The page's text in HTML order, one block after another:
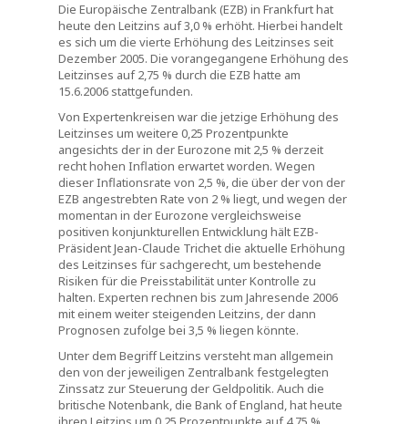
Die Europäische Zentralbank (EZB) in Frankfurt hat
heute den Leitzins auf 3,0 % erhöht. Hierbei handelt
es sich um die vierte Erhöhung des Leitzinses seit
Dezember 2005. Die vorangegangene Erhöhung des
Leitzinses auf 2,75 % durch die EZB hatte am
15.6.2006 stattgefunden.
Von Expertenkreisen war die jetzige Erhöhung des
Leitzinses um weitere 0,25 Prozentpunkte
angesichts der in der Eurozone mit 2,5 % derzeit
recht hohen Inflation erwartet worden. Wegen
dieser Inflationsrate von 2,5 %, die über der von der
EZB angestrebten Rate von 2 % liegt, und wegen der
momentan in der Eurozone vergleichsweise
positiven konjunkturellen Entwicklung hält EZB-
Präsident Jean-Claude Trichet die aktuelle Erhöhung
des Leitzinses für sachgerecht, um bestehende
Risiken für die Preisstabilität unter Kontrolle zu
halten. Experten rechnen bis zum Jahresende 2006
mit einem weiter steigenden Leitzins, der dann
Prognosen zufolge bei 3,5 % liegen könnte.
Unter dem Begriff Leitzins versteht man allgemein
den von der jeweiligen Zentralbank festgelegten
Zinssatz zur Steuerung der Geldpolitik. Auch die
britische Notenbank, die Bank of England, hat heute